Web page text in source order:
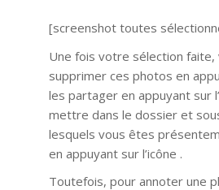
[screenshot toutes
Une fois votre sélection faite,
supprimer ces photos en
les partager en appuyant sur
mettre dans le dossier et
lesquels vous êtes
en appuyant sur l’icône .
Toutefois, pour annoter une